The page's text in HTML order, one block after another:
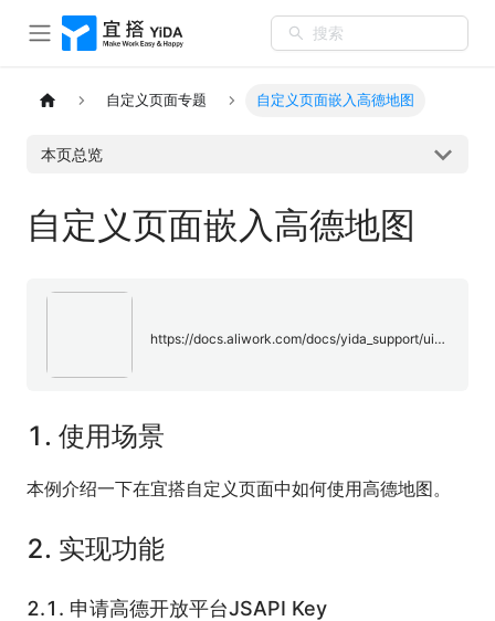
搜索
自定义页面专题 自定义页面嵌入高德地图
本页总览
自定义页面嵌入高德地图
https://docs.aliwork.com/docs/yida_support/ui648w/ynk2lo
1. 使用场景
本例介绍一下在宜搭自定义页面中如何使用高德地图。
2. 实现功能
2.1. 申请高德开放平台JSAPI Key